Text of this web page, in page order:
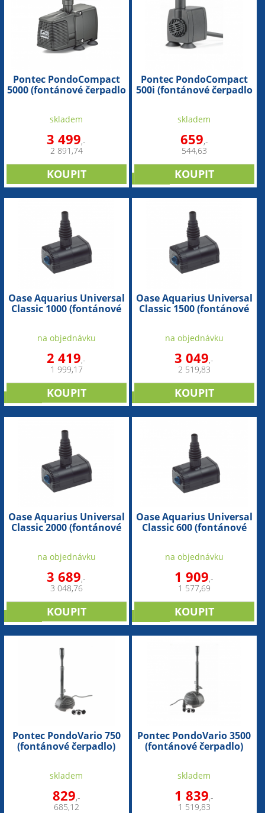
Pontec PondoCompact
5000 (fontánové čerpadlo
skladem
3 499,-
2 891,74
Pontec PondoCompact
500i (fontánové čerpadlo
skladem
659,-
544,63
Oase Aquarius Universal
Classic 1000 (fontánové
na objednávku
2 419,-
1 999,17
Oase Aquarius Universal
Classic 1500 (fontánové
na objednávku
3 049,-
2 519,83
Oase Aquarius Universal
Classic 2000 (fontánové
na objednávku
3 689,-
3 048,76
Oase Aquarius Universal
Classic 600 (fontánové
na objednávku
1 909,-
1 577,69
Pontec PondoVario 750
(fontánové čerpadlo)
skladem
829,-
685,12
Pontec PondoVario 3500
(fontánové čerpadlo)
skladem
1 839,-
1 519,83